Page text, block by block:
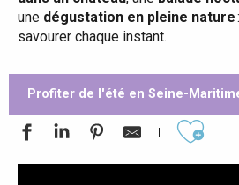
une dégustation en pleine nature
savourer chaque instant.
Profiter de l'été en Seine-